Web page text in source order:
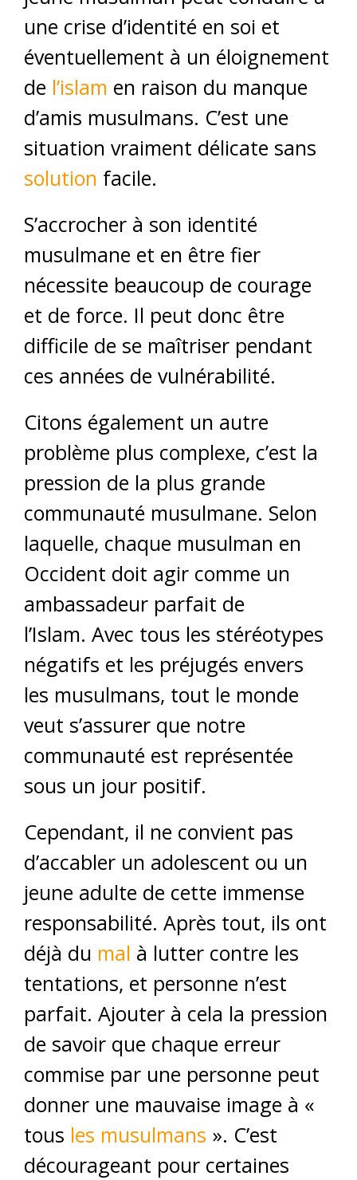
une crise d’identité en soi et
éventuellement à un éloignement
de l’islam en raison du manque
d’amis musulmans. C’est une
situation vraiment délicate sans
solution facile.
S’accrocher à son identité
musulmane et en être fier
nécessite beaucoup de courage
et de force. Il peut donc être
difficile de se maîtriser pendant
ces années de vulnérabilité.
Citons également un autre
problème plus complexe, c’est la
pression de la plus grande
communauté musulmane. Selon
laquelle, chaque musulman en
Occident doit agir comme un
ambassadeur parfait de
l’Islam. Avec tous les stéréotypes
négatifs et les préjugés envers
les musulmans, tout le monde
veut s’assurer que notre
communauté est représentée
sous un jour positif.
Cependant, il ne convient pas
d’accabler un adolescent ou un
jeune adulte de cette immense
responsabilité. Après tout, ils ont
déjà du mal à lutter contre les
tentations, et personne n’est
parfait. Ajouter à cela la pression
de savoir que chaque erreur
commise par une personne peut
donner une mauvaise image à «
tous les musulmans ». C’est
décourageant pour certaines